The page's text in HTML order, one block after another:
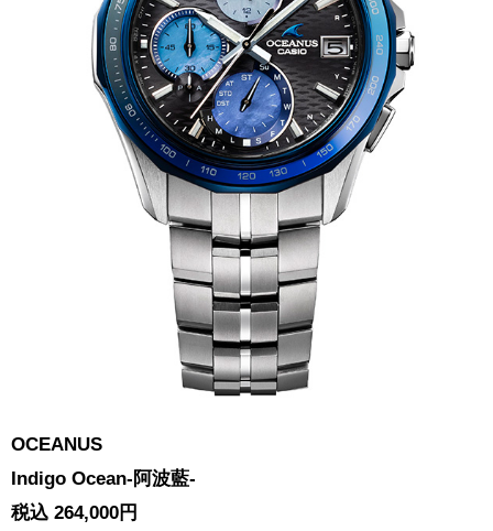
OCEANUS
Indigo Ocean-阿波藍-
税込 264,000円